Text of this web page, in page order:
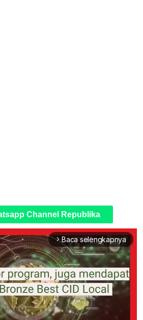
Channel Republika
arrow_forward_ios Baca selengkapnya